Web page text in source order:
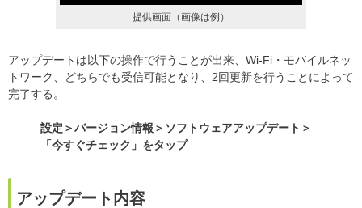
提供画面（画像は例）
アップデートは以下の操作で行うことが出来、Wi-Fi・モバイルネッ
トワーク、どちらでも受信可能となり、2回更新を行うことによって
完了する。
設定＞バージョン情報＞ソフトウェアアップデート＞
「今すぐチェック」をタップ
アップデート内容